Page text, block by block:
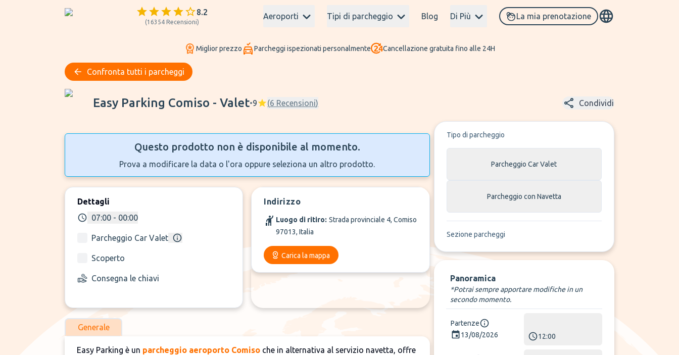
8.2
(16354 Recensioni)
Aeroporti Tipi di parcheggio Blog Di Più La mia prenotazione
Miglior prezzo Parcheggi ispezionati personalmente Cancellazione gratuita fino alle 24H
Confronta tutti i parcheggi
Easy Parking Comiso - Valet
Easy Parking Comiso - Valet•9 (6 Recensioni) Condividi
Questo prodotto non è disponibile al momento.
Prova a modificare la data o l'ora oppure seleziona un altro prodotto.
Dettagli
07:00 - 00:00
Parcheggio Car Valet
Scoperto
Consegna le chiavi
Indirizzo
Luogo di ritiro: Strada provinciale 4, Comiso
97013, Italia
Carica la mappa
Generale
Easy Parking è un parcheggio aeroporto Comiso che in alternativa al servizio navetta, offre
Tipo di parcheggio
Parcheggio Car Valet
Parcheggio con Navetta
Sezione parcheggi
Panoramica
*Potrai sempre apportare modifiche in un
secondo momento.
Partenze
13/08/2026
12:00